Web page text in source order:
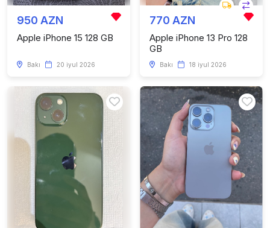
950 AZN
Apple iPhone 15 128 GB
Bakı 20 iyul 2026
770 AZN
Apple iPhone 13 Pro 128
GB
Bakı 18 iyul 2026